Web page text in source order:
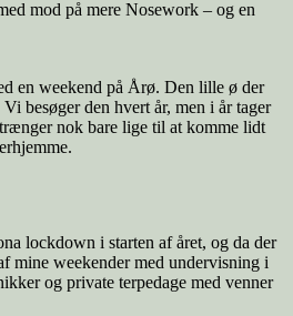
mod på mere Nosework – og en
en weekend på Årø. Den lille ø der
besøger den hvert år, men i år tager
nok bare lige til at komme lidt
lockdown i starten af året, og da der
mine weekender med undervisning i
og private terpedage med venner